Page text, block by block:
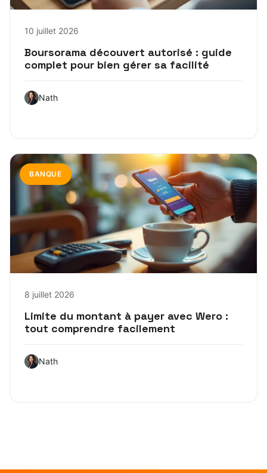
10 juillet 2026
Boursorama découvert autorisé : guide
complet pour bien gérer sa facilité
Nath
BANQUE
8 juillet 2026
Limite du montant à payer avec Wero :
tout comprendre facilement
Nath